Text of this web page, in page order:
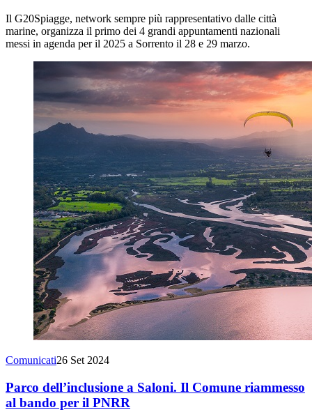
Il G20Spiagge, network sempre più rappresentativo dalle città
marine, organizza il primo dei 4 grandi appuntamenti nazionali
messi in agenda per il 2025 a Sorrento il 28 e 29 marzo.
Comunicati26 Set 2024
Parco dell’inclusione a Saloni. Il Comune riammesso
al bando per il PNRR